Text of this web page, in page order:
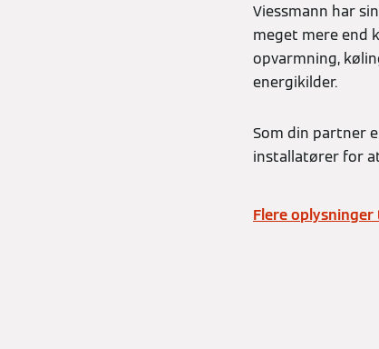
Viessmann har
meget mere end
opvarmning,
energikilder.
Som din partner
installatører for
Flere